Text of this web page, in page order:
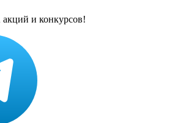
акций и конкурсов!